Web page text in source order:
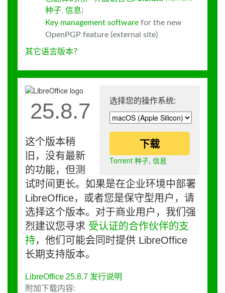
种子, 信息)
Key management software for the new
OpenPGP feature (external site)
其它语言版本？
选择您的操作系统:
下载
Torrent 种子, 信息
25.8.7
这个版本稍
旧，没有最新
的功能，但测
试时间更长。如果是在企业环境中部署
LibreOffice，或者您是保守型用户，请
选择这个版本。对于商业用户，我们强
烈建议您寻求 受认证的合作伙伴的支
持，他们可能会同时提供 LibreOffice
长期支持版本。
LibreOffice 25.8.7 发行说明
附加下载内容: